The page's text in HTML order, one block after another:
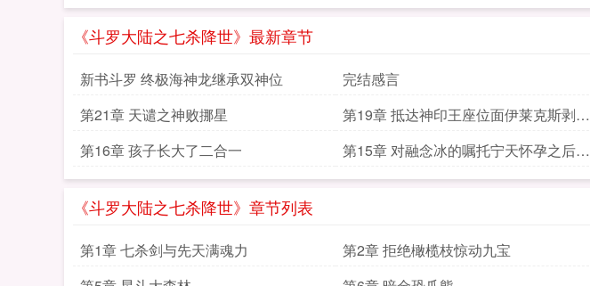
《斗罗大陆之七杀降世》最新章节
新书斗罗 终极海神龙继承双神位 完结感言
第21章 天谴之神败挪星
第19章 抵达神印王座位面伊莱克斯剥离
皓月意识二合一
第16章 孩子长大了二合一
第15章 对融念冰的嘱托宁天怀孕之后尘
君亭的儿子二合一
《斗罗大陆之七杀降世》章节列表
第1章 七杀剑与先天满魂力 第2章 拒绝橄榄枝惊动九宝